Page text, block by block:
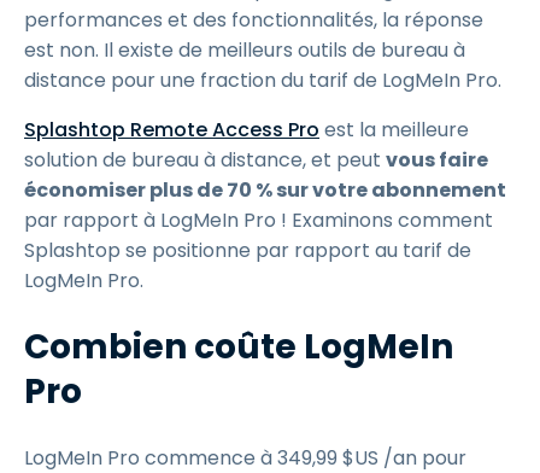
performances et des fonctionnalités, la réponse
est non. Il existe de meilleurs outils de bureau à
distance pour une fraction du tarif de LogMeIn Pro.
Splashtop Remote Access Pro est la meilleure
solution de bureau à distance, et peut vous faire
économiser plus de 70 % sur votre abonnement
par rapport à LogMeIn Pro ! Examinons comment
Splashtop se positionne par rapport au tarif de
LogMeIn Pro.
Combien coûte LogMeIn
Pro
LogMeIn Pro commence à349,99 $US /an pour